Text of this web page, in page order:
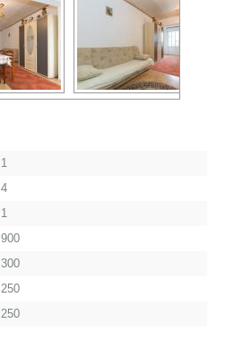
1
4
1
900
300
250
250